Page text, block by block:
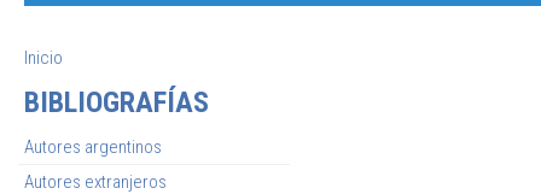
SE ENCUENTRA USTED AQUÍ
Inicio
BIBLIOGRAFÍAS
Autores argentinos
Autores extranjeros